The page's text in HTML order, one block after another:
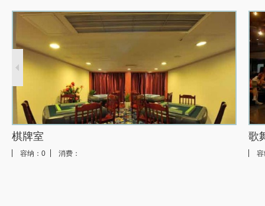
棋牌室
容纳：0 消费：
歌